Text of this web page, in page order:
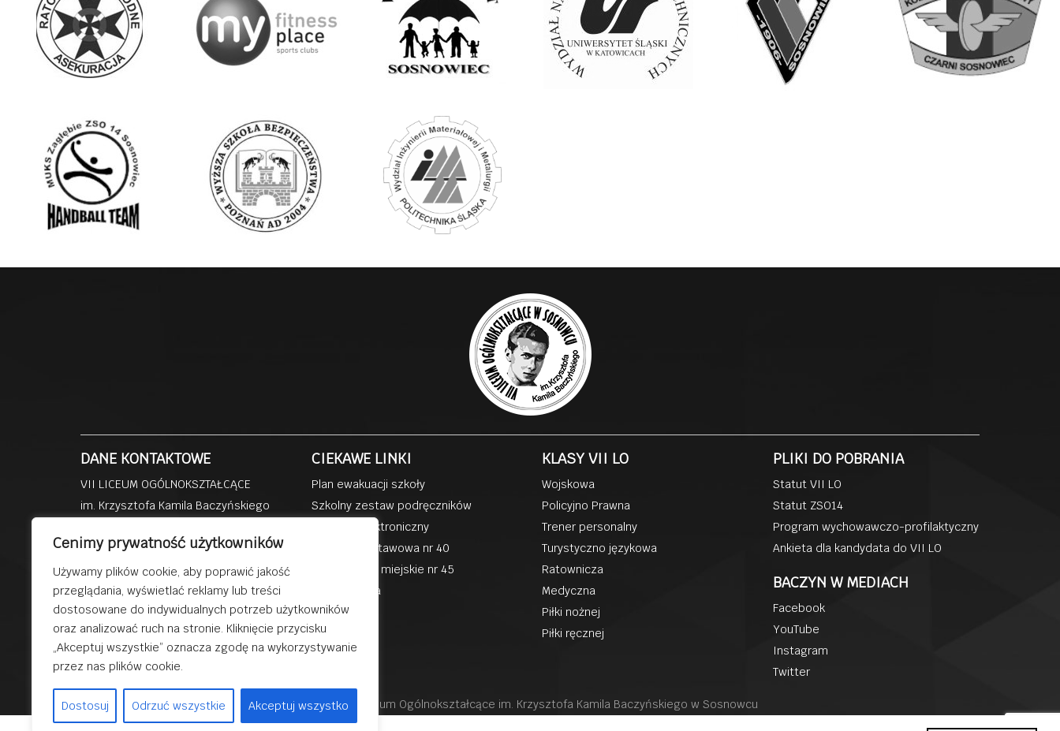
Cenimy prywatność użytkowników
Używamy plików cookie, aby poprawić jakość
przeglądania, wyświetlać reklamy lub treści
dostosowane do indywidualnych potrzeb użytkowników
oraz analizować ruch na stronie. Kliknięcie przycisku
„Akceptuj wszystkie” oznacza zgodę na wykorzystywanie
przez nas plików cookie.
Dostosuj Odrzuć wszystkie Akceptuj wszystko
DANE KONTAKTOWE
VII LICEUM OGÓLNOKSZTAŁCĄCE
im. Krzysztofa Kamila Baczyńskiego
41-219 Sosnowiec
tel: (32) 293 81 39
fax: (32) 293 85 58
lo7@sosnowiec.edu.pl
CIEKAWE LINKI
Plan ewakuacji szkoły
Szkolny zestaw podręczników
Dziennik elektroniczny
Szkoła podstawowa nr 40
Przedszkole miejskie nr 45
Dobra szkoła
Dydaktyka
KLASY VII LO
Wojskowa
Policyjno Prawna
Trener personalny
Turystyczno językowa
Ratownicza
Medyczna
Piłki nożnej
Piłki ręcznej
PLIKI DO POBRANIA
Statut VII LO
Statut ZSO14
Program wychowawczo-profilaktyczny
Ankieta dla kandydata do VII LO
BACZYN W MEDIACH
Facebook
YouTube
Instagram
Twitter
© 2019 VII liceum Ogólnokształcące im. Krzysztofa Kamila Baczyńskiego w Sosnowcu